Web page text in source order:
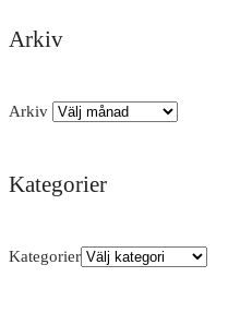
Arkiv
Arkiv
Kategorier
Kategorier